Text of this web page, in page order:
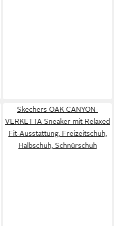
Skechers OAK CANYON-
VERKETTA Sneaker mit Relaxed
Fit-Ausstattung, Freizeitschuh,
Halbschuh, Schnürschuh